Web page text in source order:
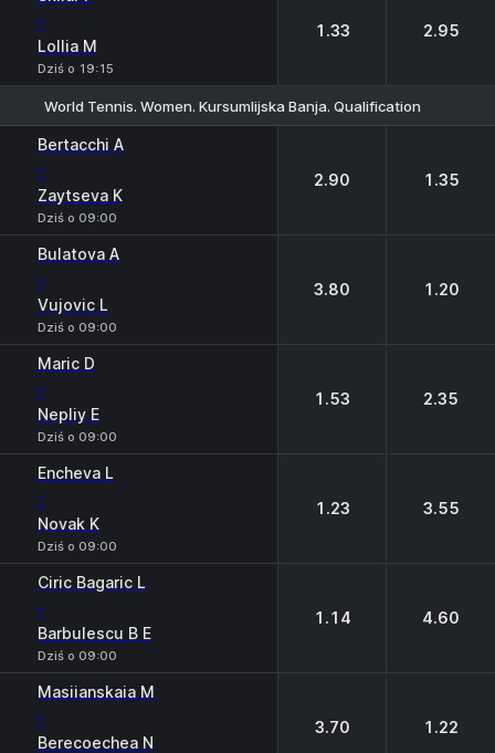
-
Lollia M
Dziś o 19:15
1.33 2.95
World Tennis. Women. Kursumlijska Banja. Qualification
Bertacchi A
-
Zaytseva K
Dziś o 09:00
2.90 1.35
Bulatova A
-
Vujovic L
Dziś o 09:00
3.80 1.20
Maric D
-
Nepliy E
Dziś o 09:00
1.53 2.35
Encheva L
-
Novak K
Dziś o 09:00
1.23 3.55
Ciric Bagaric L
-
Barbulescu B E
Dziś o 09:00
1.14 4.60
Masiianskaia M
-
Berecoechea N
3.70 1.22